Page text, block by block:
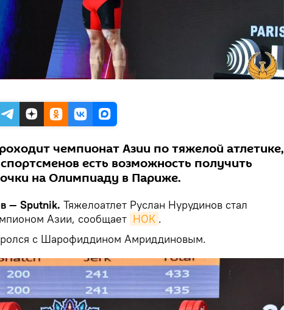
чемпионат Азии по тяжелой атлетике,
есть возможность получить
на Олимпиаду в Париже.
— Sputnik. Тяжелоатлет Руслан Нурудинов стал
Азии, сообщает НОК .
с Шарофиддином Амриддиновым.